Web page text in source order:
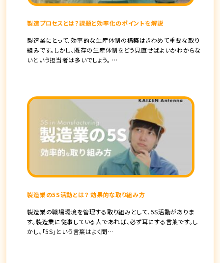
製造プロセスとは？課題と効率化のポイントを解説
製造業にとって、効率的な生産体制の構築はきわめて重要な取り
組みです。しかし、既存の生産体制をどう見直せばよいかわからな
いという担当者は多いでしょう。 …
製造業の5S活動とは？ 効果的な取り組み方
製造業の職場環境を管理する取り組みとして、5S活動がありま
す。製造業に従事している人であれば、必ず耳にする言葉です。し
かし、「5S」という言葉はよく聞…